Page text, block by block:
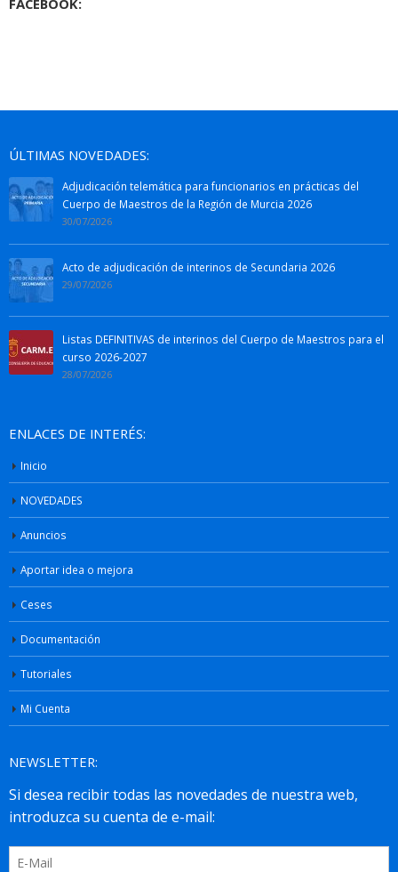
FACEBOOK:
ÚLTIMAS NOVEDADES:
Adjudicación telemática para funcionarios en prácticas del
Cuerpo de Maestros de la Región de Murcia 2026
30/07/2026
Acto de adjudicación de interinos de Secundaria 2026
29/07/2026
Listas DEFINITIVAS de interinos del Cuerpo de Maestros para el
curso 2026-2027
28/07/2026
ENLACES DE INTERÉS:
Inicio
NOVEDADES
Anuncios
Aportar idea o mejora
Ceses
Documentación
Tutoriales
Mi Cuenta
NEWSLETTER: